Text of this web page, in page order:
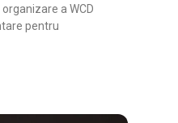
a WCD
pentru